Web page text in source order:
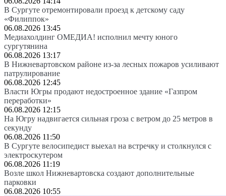
В Сургуте отремонтировали проезд к детскому саду
«Филиппок»
06.08.2026 13:45
Медиахолдинг ОМЕДИА! исполнил мечту юного
сургутянина
06.08.2026 13:17
В Нижневартовском районе из-за лесных пожаров усиливают
патрулирование
06.08.2026 12:45
Власти Югры продают недостроенное здание «Газпром
переработки»
06.08.2026 12:15
На Югру надвигается сильная гроза с ветром до 25 метров в
секунду
06.08.2026 11:50
В Сургуте велосипедист выехал на встречку и столкнулся с
электроскутером
06.08.2026 11:19
Возле школ Нижневартовска создают дополнительные
парковки
06.08.2026 10:55